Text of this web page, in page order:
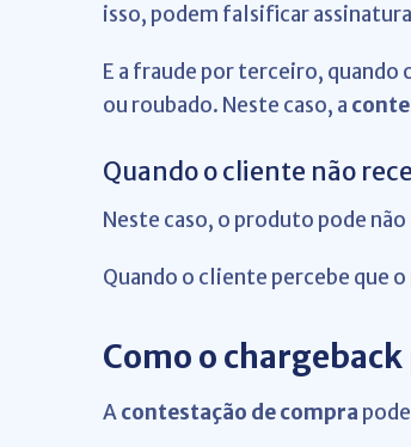
isso, podem falsificar
E a fraude por terceiro,
ou roubado. Neste caso, a
Quando o cliente não
Neste caso, o produto pode
Quando o cliente percebe que
Como o
Acontestação de compra